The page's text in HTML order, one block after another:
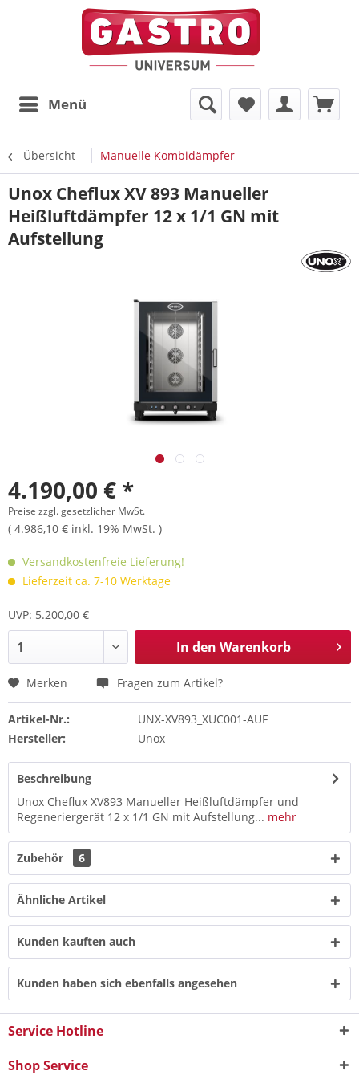
Menü
Übersicht Manuelle Kombidämpfer
Unox Cheflux XV 893 Manueller
Heißluftdämpfer 12 x 1/1 GN mit
Aufstellung
4.190,00 € *
Preise zzgl. gesetzlicher MwSt.
( 4.986,10 € inkl. 19% MwSt. )
Versandkostenfreie Lieferung!
Lieferzeit ca. 7-10 Werktage
UVP: 5.200,00 €
In den Warenkorb
Merken Fragen zum Artikel?
Artikel-Nr.:
UNX-XV893_XUC001-AUF
Hersteller:
Unox
Beschreibung
Unox Cheflux XV893 Manueller Heißluftdämpfer und
Regeneriergerät 12 x 1/1 GN mit Aufstellung... mehr
Zubehör 6
Ähnliche Artikel
Kunden kauften auch
Kunden haben sich ebenfalls angesehen
Service Hotline
Shop Service